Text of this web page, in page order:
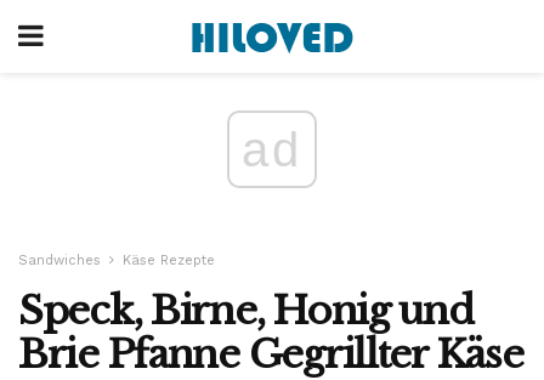
ad
Sandwiches Käse Rezepte
Speck, Birne, Honig und
Brie Pfanne Gegrillter Käse